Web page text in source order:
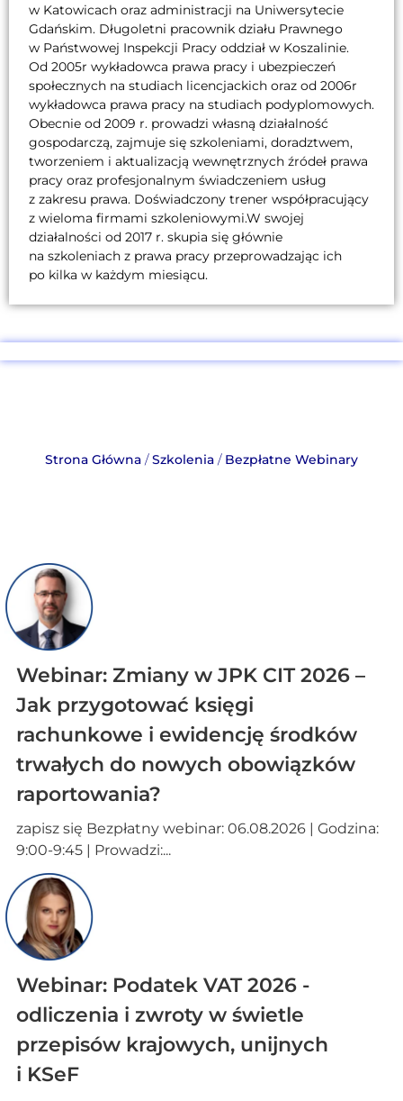
w Katowicach oraz administracji na Uniwersytecie
Gdańskim. Długoletni pracownik działu Prawnego
w Państwowej Inspekcji Pracy oddział w Koszalinie.
Od 2005r wykładowca prawa pracy i ubezpieczeń
społecznych na studiach licencjackich oraz od 2006r
wykładowca prawa pracy na studiach podyplomowych.
Obecnie od 2009 r. prowadzi własną działalność
gospodarczą, zajmuje się szkoleniami, doradztwem,
tworzeniem i aktualizacją wewnętrznych źródeł prawa
pracy oraz profesjonalnym świadczeniem usług
z zakresu prawa. Doświadczony trener współpracujący
z wieloma firmami szkoleniowymi.W swojej
działalności od 2017 r. skupia się głównie
na szkoleniach z prawa pracy przeprowadzając ich
po kilka w każdym miesiącu.
Strona Główna /Szkolenia / Bezpłatne Webinary
Webinar: Zmiany w JPK CIT 2026 –
Jak przygotować księgi
rachunkowe i ewidencję środków
trwałych do nowych obowiązków
raportowania?
zapisz się Bezpłatny webinar: 06.08.2026 | Godzina:
9:00-9:45 | Prowadzi:...
Webinar: Podatek VAT 2026 -
odliczenia i zwroty w świetle
przepisów krajowych, unijnych
i KSeF